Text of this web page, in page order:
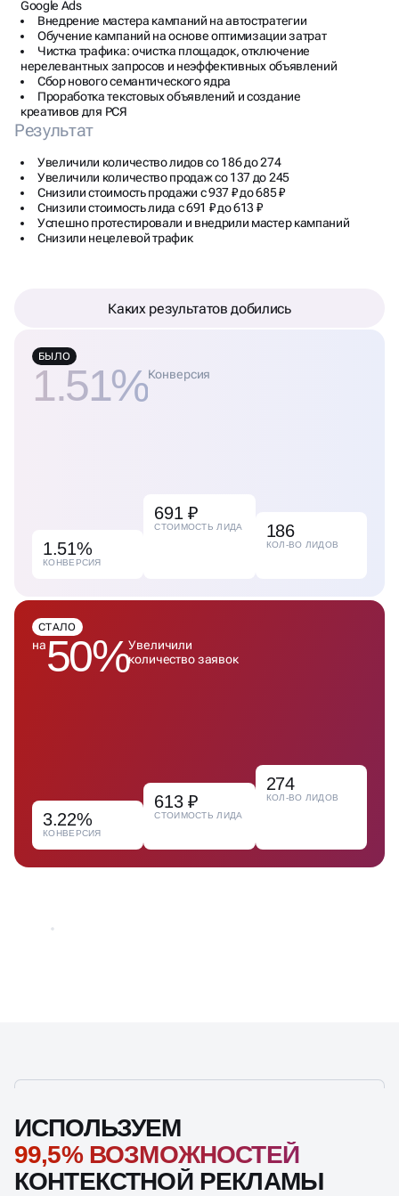
Google Ads
Внедрение мастера кампаний на автостратегии
Обучение кампаний на основе оптимизации затрат
Чистка трафика: очистка площадок, отключение
нерелевантных запросов и неэффективных объявлений
Сбор нового семантического ядра
Проработка текстовых объявлений и создание
креативов для РСЯ
Результат
Увеличили количество лидов со 186 до 274
Увеличили количество продаж со 137 до 245
Снизили стоимость продажи с 937 ₽ до 685 ₽
Снизили стоимость лида с 691 ₽ до 613 ₽
Успешно протестировали и внедрили мастер кампаний
Снизили нецелевой трафик
Каких результатов добились
БЫЛО
1.51%Конверсия
1.51%
КОНВЕРСИЯ
691 ₽
СТОИМОСТЬ ЛИДА 186
КОЛ-ВО ЛИДОВ
СТАЛО
на50%Увеличили
количество заявок
3.22%
КОНВЕРСИЯ
613 ₽
СТОИМОСТЬ ЛИДА
274
КОЛ-ВО ЛИДОВ
ИСПОЛЬЗУЕМ
99,5% ВОЗМОЖНОСТЕЙ
КОНТЕКСТНОЙ РЕКЛАМЫ